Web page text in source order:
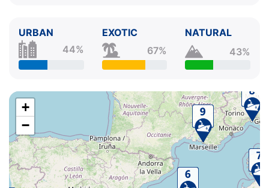
URBAN
44%
EXOTIC
67%
NATURAL
43%
+
−